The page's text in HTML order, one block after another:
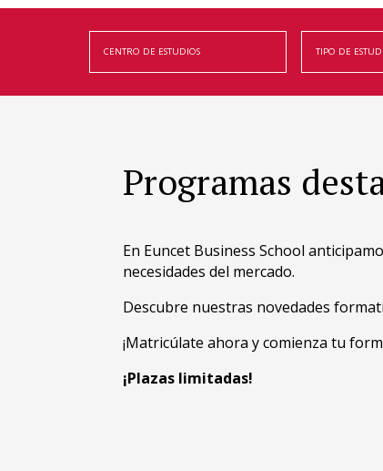
Programas
En Euncet Business School
necesidades del mercado.
Descubre nuestras novedades
¡Matricúlate ahora y comienza tu
¡Plazas limitadas!